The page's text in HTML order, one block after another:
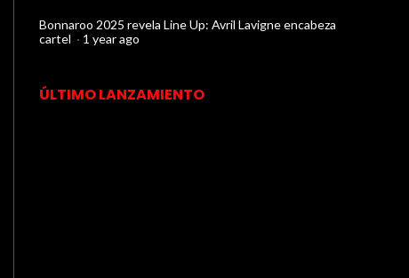
Bonnaroo 2025 revela Line Up: Avril Lavigne encabeza
cartel · 1 year ago
ÚLTIMO LANZAMIENTO